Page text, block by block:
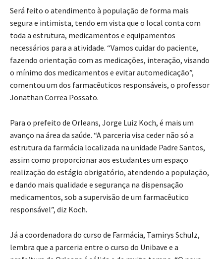
Será feito o atendimento à população de forma mais
segura e intimista, tendo em vista que o local conta com
toda a estrutura, medicamentos e equipamentos
necessários para a atividade. “Vamos cuidar do paciente,
fazendo orientação com as medicações, interação, visando
o mínimo dos medicamentos e evitar automedicação”,
comentou um dos farmacêuticos responsáveis, o professor
Jonathan Correa Possato.
Para o prefeito de Orleans, Jorge Luiz Koch, é mais um
avanço na área da saúde. “A parceria visa ceder não só a
estrutura da farmácia localizada na unidade Padre Santos,
assim como proporcionar aos estudantes um espaço
realização do estágio obrigatório, atendendo a população,
e dando mais qualidade e segurança na dispensação
medicamentos, sob a supervisão de um farmacêutico
responsável”, diz Koch.
Já a coordenadora do curso de Farmácia, Tamirys Schulz,
lembra que a parceria entre o curso do Unibave e a